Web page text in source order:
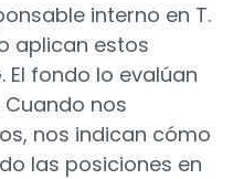
interno en T.
aplican estos
El fondo lo evalúan
nos
nos indican cómo
las posiciones en